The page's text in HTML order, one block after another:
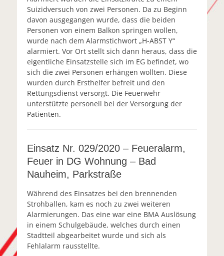
Suizidversuch von zwei Personen. Da zu Beginn
davon ausgegangen wurde, dass die beiden
Personen von einem Balkon springen wollen,
wurde nach dem Alarmstichwort „H-ABST Y“
alarmiert. Vor Ort stellt sich dann heraus, dass die
eigentliche Einsatzstelle sich im EG befindet, wo
sich die zwei Personen erhängen wollten. Diese
wurden durch Ersthelfer befreit und den
Rettungsdienst versorgt. Die Feuerwehr
unterstützte personell bei der Versorgung der
Patienten.
Einsatz Nr. 029/2020 – Feueralarm,
Feuer in DG Wohnung – Bad
Nauheim, Parkstraße
Während des Einsatzes bei den brennenden
Strohballen, kam es noch zu zwei weiteren
Alarmierungen. Das eine war eine BMA Auslösung
in einem Schulgebäude, welches durch einen
Stadtteil abgearbeitet wurde und sich als
Fehlalarm rausstellte.